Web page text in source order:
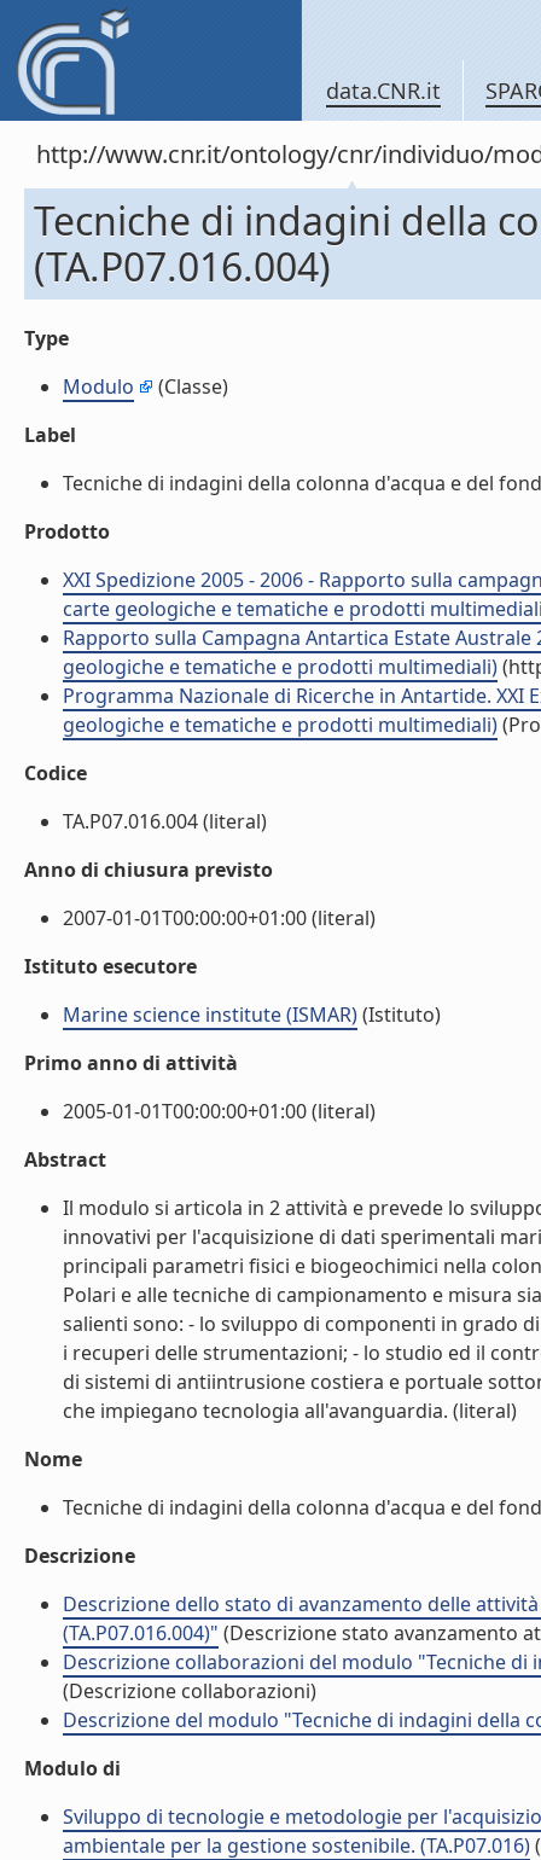
data.CNR.it
http://www.cnr.it/ontology/cnr/individuo/
Tecniche di indagini della
(TA.P07.016.004)
Type
Modulo
(Classe)
Label
Tecniche di indagini della colonna d'acqua e del
Prodotto
XXI Spedizione 2005 - 2006 - Rapporto sulla
carte geologiche e tematiche e prodotti
Rapporto sulla Campagna Antartica Estate
geologiche e tematiche e prodotti multimediali)
Programma Nazionale di Ricerche in Antartide.
geologiche e tematiche e prodotti multimediali)
Codice
TA.P07.016.004 (literal)
Anno di chiusura previsto
2007-01-01T00:00:00+01:00 (literal)
Istituto esecutore
Marine science institute (ISMAR)(Istituto)
Primo anno di attività
2005-01-01T00:00:00+01:00 (literal)
Abstract
Il modulo si articola in 2 attività e prevede lo
innovativi per l'acquisizione di dati sperimentali
principali parametri fisici e biogeochimici nella
Polari e alle tecniche di campionamento e misura
salienti sono: - lo sviluppo di componenti in grado
i recuperi delle strumentazioni; - lo studio ed il
di sistemi di antiintrusione costiera e portuale
che impiegano tecnologia all'avanguardia. (literal)
Nome
Tecniche di indagini della colonna d'acqua e del
Descrizione
Descrizione dello stato di avanzamento delle
(TA.P07.016.004)" (Descrizione stato avanzamento
Descrizione collaborazioni del modulo "Tecniche di
(Descrizione collaborazioni)
Descrizione del modulo "Tecniche di indagini della
Modulo di
Sviluppo di tecnologie e metodologie per
ambientale per la gestione sostenibile. (TA.P07.016)